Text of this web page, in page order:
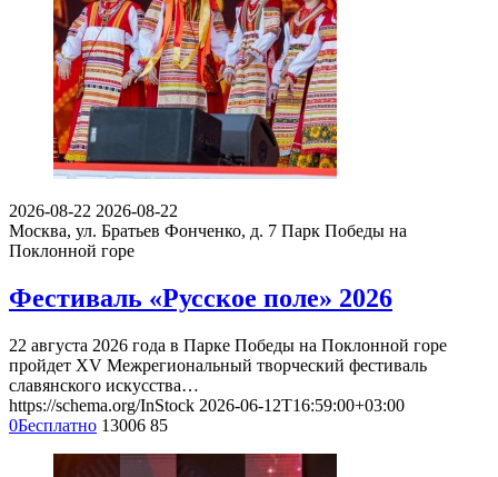
2026-08-22 2026-08-22
Москва, ул. Братьев Фонченко, д. 7 Парк Победы на
Поклонной горе
Фестиваль «Русское поле» 2026
22 августа 2026 года в Парке Победы на Поклонной горе
пройдет XV Межрегиональный творческий фестиваль
славянского искусства…
https://schema.org/InStock 2026-06-12T16:59:00+03:00
0Бесплатно 13006 85